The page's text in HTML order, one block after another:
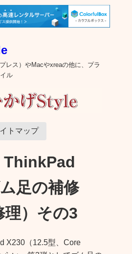
レス）やMacやxreaの他に、プラ
ル
トマップ
足の補修
理）その3
X230（12.5型、Core